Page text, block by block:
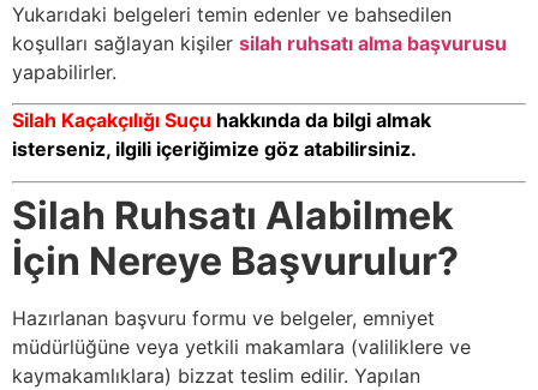
Yukarıdaki belgeleri temin edenler ve bahsedilen
koşulları sağlayan kişiler silah ruhsatı alma başvurusu
yapabilirler.
Silah Kaçakçılığı Suçu hakkında da bilgi almak
isterseniz, ilgili içeriğimize göz atabilirsiniz.
Silah Ruhsatı Alabilmek
İçin Nereye Başvurulur?
Hazırlanan başvuru formu ve belgeler, emniyet
müdürlüğüne veya yetkili makamlara (valiliklere ve
kaymakamlıklara) bizzat teslim edilir. Yapılan